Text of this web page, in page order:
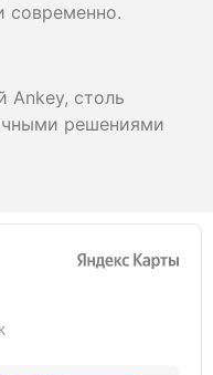
современно.
Ankey, столь
решениями